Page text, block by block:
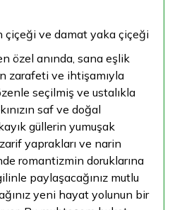
çiçeği ve damat yaka çiçeği
özel anında, sana eşlik
zarafeti ve ihtişamıyla
seçilmiş ve ustalıkla
saf ve doğal
güllerin yumuşak
yaprakları ve narin
romantizmin doruklarına
paylaşacağınız mutlu
yeni hayat yolunun bir